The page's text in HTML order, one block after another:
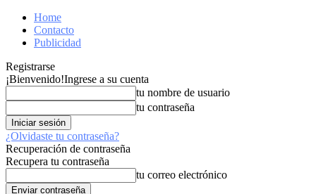
Home
Contacto
Publicidad
Registrarse
¡Bienvenido!Ingrese a su cuenta
tu nombre de usuario
tu contraseña
¿Olvidaste tu contraseña?
Recuperación de contraseña
Recupera tu contraseña
tu correo electrónico